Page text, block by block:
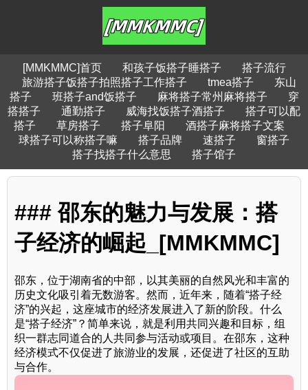
[MMKMMC]首页 和孩子饭搭子睡搭子
搭子流行
旅游搭子饭搭子拍照搭子工作搭子
tmea搭子
东山
搭子
班搭子and饭搭子 麻将搭子常州麻将搭子
穿
搭搭子
通勤搭子 威海找饭搭子酒搭子
搭子可以配
搭子
草房搭子 搭子阜阳
酒搭子麻将搭子文案
球搭子可以称搭子嘛
搭子品牌 速搭子
窗搭子
搭子找搭子什么意思
搭子馆子
### 邵东的魅力与发展：搭
子经济的崛起_[MMKMMC]
邵东，位于湖南省的中部，以其美丽的自然风光和丰富的
历史文化吸引着无数游客。然而，近年来，随着“搭子经
济”的兴起，这座城市的经济发展进入了新的阶段。什么
是“搭子经济”？简单来说，就是利用共同兴趣和目标，组
织一群志同道合的人共同参与活动或项目。在邵东，这种
经济模式不仅促进了旅游业的发展，还促进了社区的互助
与合作。